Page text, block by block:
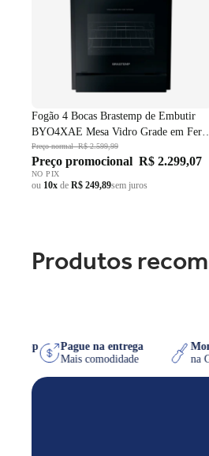
Fogão 4 Bocas Brastemp de Embutir
BYO4XAE Mesa Vidro Grade em
Fundido Dupla Chama Preto Bivolt
Preço normalR$ 2.599,99
Preço promocional R$ 2.299,07
NO PIX
ou 10x de R$ 249,89sem juros
Produtos
WhatsApp
Pague na entrega
Mais comodidade